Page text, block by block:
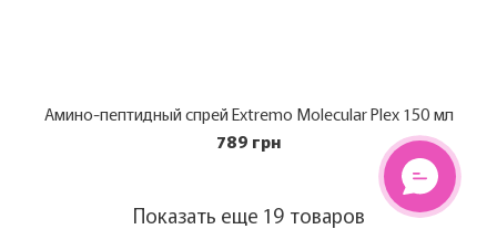
Амино-пептидный спрей Extremo Molecular Plex 150 мл
789 грн
Показать еще 19 товаров